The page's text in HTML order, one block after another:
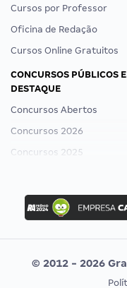
Cursos por Professor
Oficina de Redação
Cursos Online Gratuitos
CONCURSOS PÚBLICOS
DESTAQUE
Concursos Abertos
Concursos 2026
Concursos 2025
Concurso Ibama
Concurso MPU
Editais publicados
© 2012 - 2026